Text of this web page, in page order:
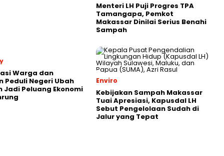
Menteri LH Puji Progres TPA
Tamangapa, Pemkot
Makassar Dinilai Serius Benahi
Sampah
Warga dan
Peduli Negeri Ubah
Jadi Peluang Ekonomi
Enviro
Kebijakan Sampah Makassar
Tuai Apresiasi, Kapusdal LH
Sebut Pengelolaan Sudah di
Jalur yang Tepat